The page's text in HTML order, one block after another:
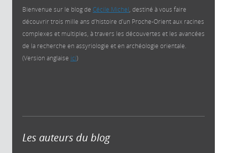
Bienvenue sur le blog de Cécile Michel, destiné à vous faire
découvrir trois mille ans d’histoire d’un Proche-Orient aux racines
complexes et multiples, à travers les découvertes et les avancées
de la recherche en assyriologie et en archéologie orientale.
(Version anglaise ici)
Les auteurs du blog